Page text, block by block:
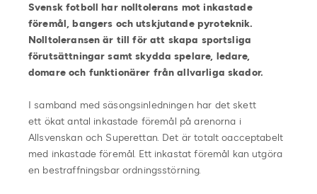
Svensk fotboll har nolltolerans mot inkastade
föremål, bangers och utskjutande pyroteknik.
Nolltoleransen är till för att skapa sportsliga
förutsättningar samt skydda spelare, ledare,
domare och funktionärer från allvarliga skador.
I samband med säsongsinledningen har det skett
ett ökat antal inkastade föremål på arenorna i
Allsvenskan och Superettan. Det är totalt oacceptabelt
med inkastade föremål. Ett inkastat föremål kan utgöra
en bestraffningsbar ordningsstörning.